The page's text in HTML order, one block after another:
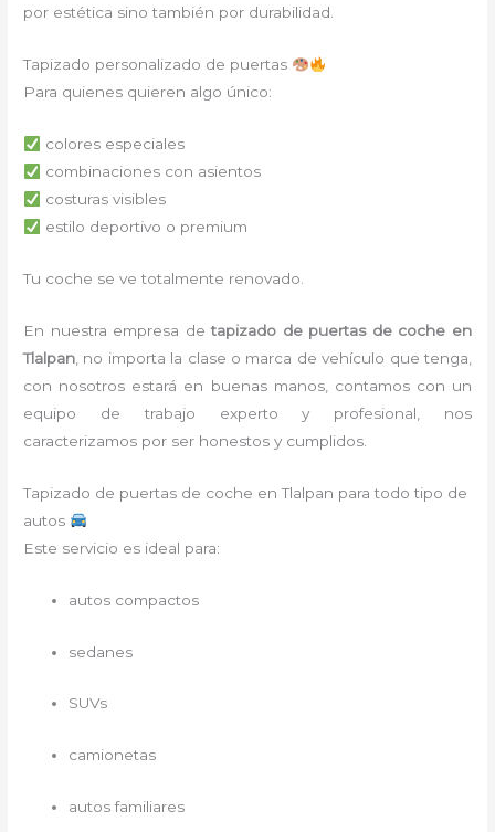
por estética sino también por durabilidad.
Tapizado personalizado de puertas
Para quienes quieren algo único:
colores especiales
combinaciones con asientos
costuras visibles
estilo deportivo o premium
Tu coche se ve totalmente renovado.
En nuestra empresa detapizado de puertas de coche en
Tlalpan , no importa la clase o marca de vehículo que tenga,
con nosotros estará en buenas manos, contamos con un
equipo de trabajo experto y profesional, nos
caracterizamos por ser honestos y cumplidos.
Tapizado de puertas de coche en Tlalpan para todo tipo de
autos
Este servicio es ideal para:
autos compactos
sedanes
SUVs
camionetas
autos familiares